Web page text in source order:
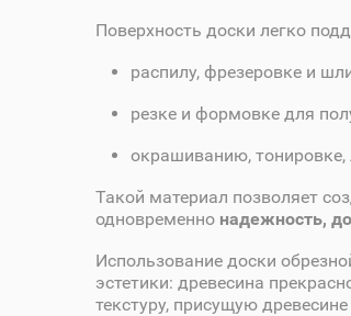
Поверхность доски легко
распилу, фрезеровке и
резке и формовке для
окрашиванию,
Такой материал позволяет
одновременно надежность,
Использование доски
эстетики: древесина
текстуру, присущую